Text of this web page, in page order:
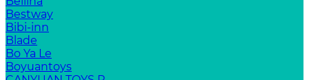
Bestway
Bibi-inn
Blade
Bo Ya Le
Boyuantoys